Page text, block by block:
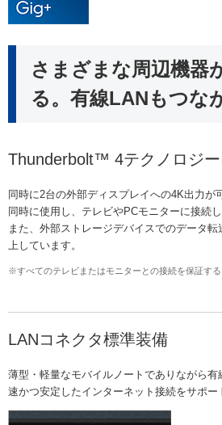
さまざまな周辺機器
る。有線LANもつな
Thunderbolt™ 4テクノロジ
同時に2台の外部ディスプレイへの4K出力が
同時に使用し、テレビやPCモニターに接続
また、外部ストレージデバイスでのデータ
上しています。
※すべてのテレビまたはモニターとの接続を保証する
LANコネクタ標準装備
薄型・軽量なモバイルノートでありながら
速かつ安定したインターネット接続をサポー